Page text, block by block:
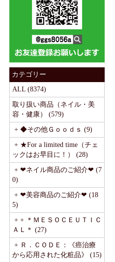
カテゴリー
ALL (8374)
取り扱い商品（ネイル・美
容・健康） (579)
+ ◆その他Ｇｏｏｄｓ (9)
+ ★For a limited time（チェ
ックはお早目に！） (28)
+ ❤ネイル商品のご紹介❤ (7
0)
+ ❤美容商品のご紹介❤ (18
5)
+ + ＊ＭＥＳＯＣＥＵＴＩＣ
ＡＬ＊ (27)
+ Ｒ．ＣＯＤＥ：《癌治療
から応用された化粧品》 (15)